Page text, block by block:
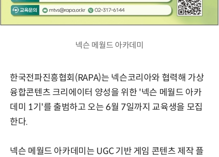
넥슨 메월드 아카데미
한국전파진흥협회(RAPA)는 넥슨코리아와 협력해 가상
융합콘텐츠 크리에이터 양성을 위한 '넥슨 메월드 아카
데미 1기'를 출범하고 오는 6월 7일까지 교육생을 모집
한다.
넥슨 메월드 아카데미는 UGC 기반 게임 콘텐츠 제작 플